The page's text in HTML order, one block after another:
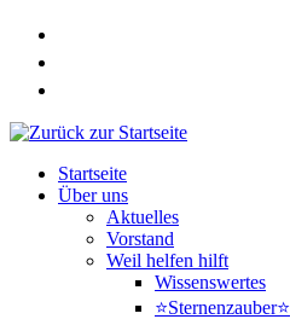
Zum
springen
Startseite
Über uns
Aktuelles
Vorstand
Weil helfen hilft
Wissenswertes
⭐Sternenzauber⭐